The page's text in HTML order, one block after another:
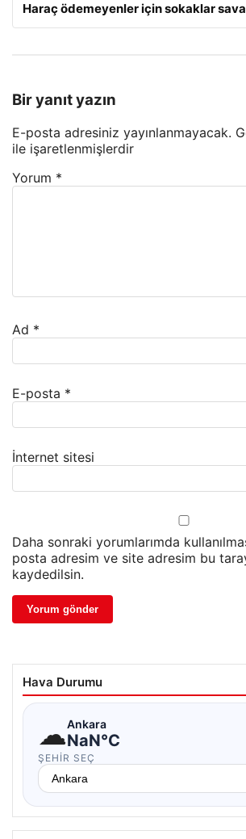
Haraç ödemeyenler için sokaklar
Bir yanıt yazın
E-posta adresiniz yayınlanmayacak.
ile işaretlenmişlerdir
Yorum *
Ad *
E-posta *
İnternet sitesi
Daha sonraki yorumlarımda
posta adresim ve site adresim bu
kaydedilsin.
Hava Durumu
☁Ankara
NaN°C
ŞEHIR SEÇ